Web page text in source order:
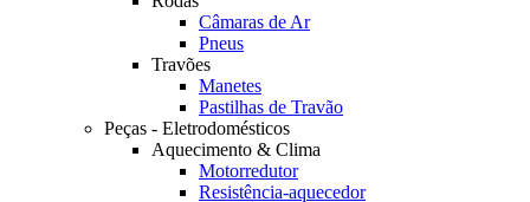
Câmaras de Ar
Pneus
Travões
Manetes
Pastilhas de Travão
Peças - Eletrodomésticos
Aquecimento & Clima
Motorredutor
Resistência-aquecedor